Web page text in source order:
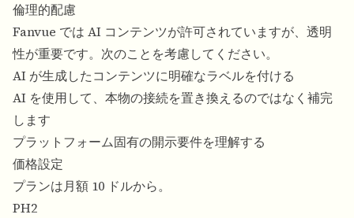
倫理的配慮
Fanvue では AI コンテンツが許可されていますが、透明
性が重要です。次のことを考慮してください。
AI が生成したコンテンツに明確なラベルを付ける
AI を使用して、本物の接続を置き換えるのではなく補完
します
プラットフォーム固有の開示要件を理解する
価格設定
プランは月額 10 ドルから。
PH2